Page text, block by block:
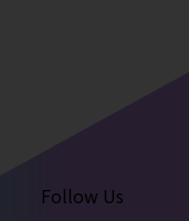
Follow Us